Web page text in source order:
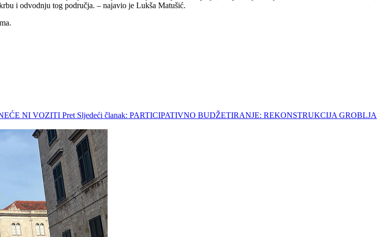
i odvodnju tog područja. – najavio je Lukša Matušić.
NI VOZITI Pret Sljedeći članak: PARTICIPATIVNO BUDŽETIRANJE: REKONSTRUKCIJA GROBLJA